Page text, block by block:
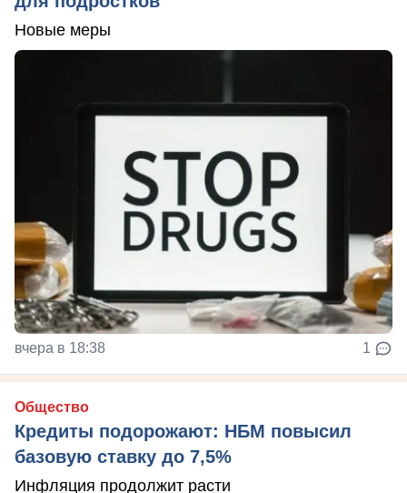
Новые меры
вчера в 18:38 1
Общество
Кредиты подорожают: НБМ повысил
базовую ставку до 7,5%
Инфляция продолжит расти